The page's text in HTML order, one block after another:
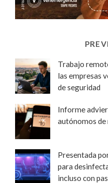
Trabajo
las empresas
de seguridad
Informe
autónomos de
Presentada
para
incluso con